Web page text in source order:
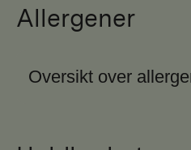
Allergener
Oversikt over